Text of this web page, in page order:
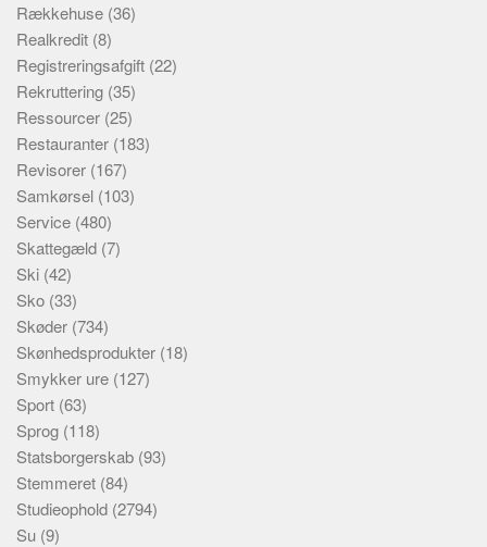
Rækkehuse (36)
Realkredit (8)
Registreringsafgift (22)
Rekruttering (35)
Ressourcer (25)
Restauranter (183)
Revisorer (167)
Samkørsel (103)
Service (480)
Skattegæld (7)
Ski (42)
Sko (33)
Skøder (734)
Skønhedsprodukter (18)
Smykker ure (127)
Sport (63)
Sprog (118)
Statsborgerskab (93)
Stemmeret (84)
Studieophold (2794)
Su (9)